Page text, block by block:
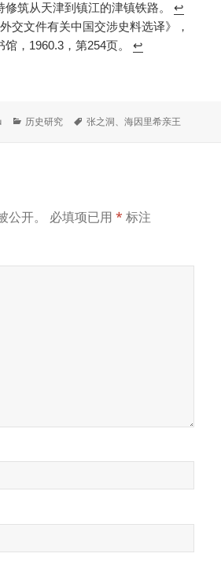
修筑从天津到镇江的津镇铁路。↩︎
交文件有关中国交涉史料选译》，
馆，1960.3，第254页。↩︎
分
历史研究
标
张之洞、海因里希亲王
开。 必填项已用* 标注